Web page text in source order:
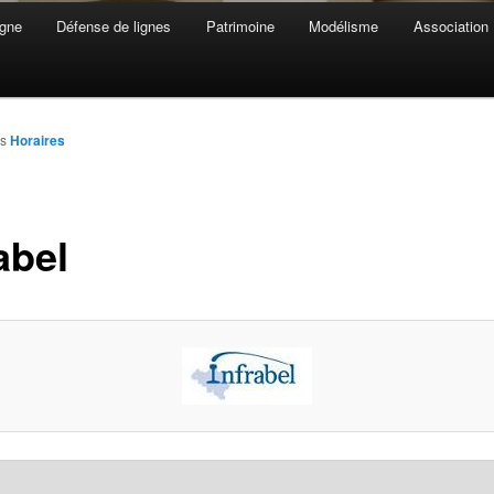
Défense de lignes Patrimoine Modélisme Association
Horaires